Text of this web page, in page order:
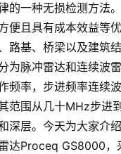
的一种无损检测方法
便且具有成本效益等
路基、桥梁以及建筑结
为脉冲雷达和连续波
频率，步进频率连续
范围从几十MHz步进
深层。今天为大家介
达Proceq GS8000，